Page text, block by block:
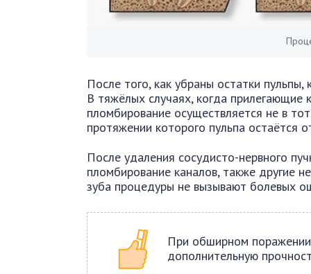
После того, как убраны остатки
В тяжёлых случаях, когда прилегающие
пломбирование осуществляется не в
протяжении которого пульпа
После удаления сосудисто-нервного
пломбирование каналов, также другие
зуба процедуры не вызывают болевых
При обширном
дополнительную